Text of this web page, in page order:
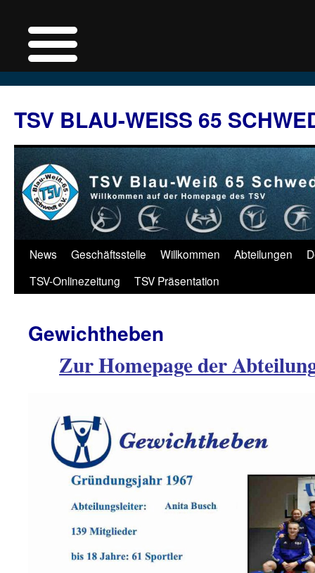
springen
TSV BLAU-WEISS 65
News Geschäftsstelle Willkommen Abteilungen
TSV-Onlinezeitung
TSV Präsentation
Gewichtheben
Zur Homepage der